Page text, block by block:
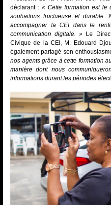
déclarant : « Cette formation est le
souhaitons fructueuse et durable.
accompagner la CEI dans le
communication digitale. » Le
Civique de la CEI, M. Edouard
également partagé son
nos agents grâce à cette formation
manière dont nous
informations durant les périodes